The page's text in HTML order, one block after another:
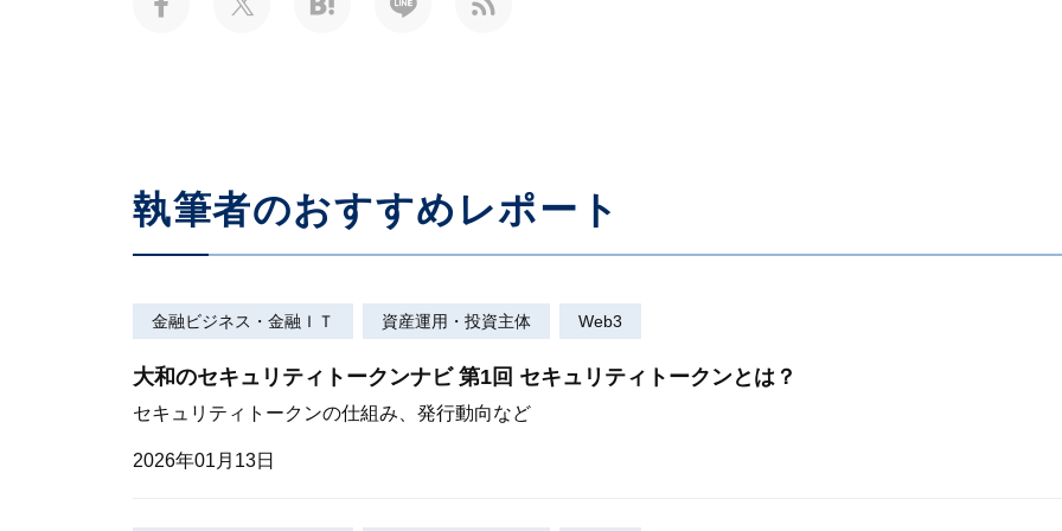
執筆者のおすすめレポート
金融ビジネス・金融ＩＴ 資産運用・投資主体 Web3
大和のセキュリティトークンナビ 第1回 セキュリティトークンとは？
セキュリティトークンの仕組み、発行動向など
2026年01月13日